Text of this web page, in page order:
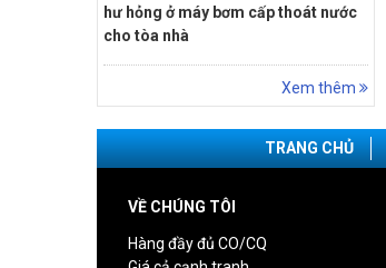
hư hỏng ở máy bơm cấp thoát nước
cho tòa nhà
Xem thêm
TRANG CHỦ
VỀ CHÚNG TÔI
Hàng đầy đủ CO/CQ